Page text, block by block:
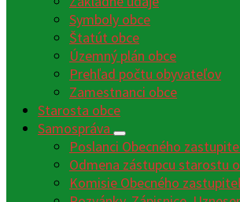
Symboly obce
Štatút obce
Územný plán obce
Prehľad počtu obyvateľov
Zamestnanci obce
Starosta obce
Samospráva
Poslanci Obecného
Odmena zástupcu starostu
Komisie Obecného